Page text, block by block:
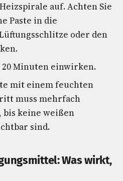
auf. Achten Sie
Paste in die
oder den
20 Minuten einwirken.
mit einem feuchten
muss mehrfach
keine weißen
sind.
Was wirkt,